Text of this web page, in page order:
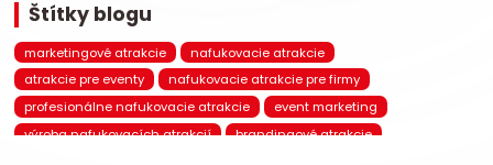
Štítky blogu
marketingové atrakcie
nafukovacie atrakcie
atrakcie pre eventy
nafukovacie atrakcie pre firmy
profesionálne nafukovacie atrakcie
event marketing
výroba nafukovacích atrakcií
brandingové atrakcie